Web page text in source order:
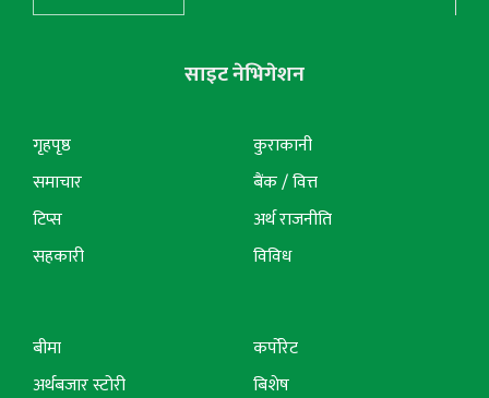
साइट नेभिगेशन
गृहपृष्ठ
समाचार
टिप्स
सहकारी
कुराकानी
बैंक / वित्त
अर्थ राजनीति
विविध
बीमा
अर्थबजार स्टोरी
कर्पोरेट
बिशेष